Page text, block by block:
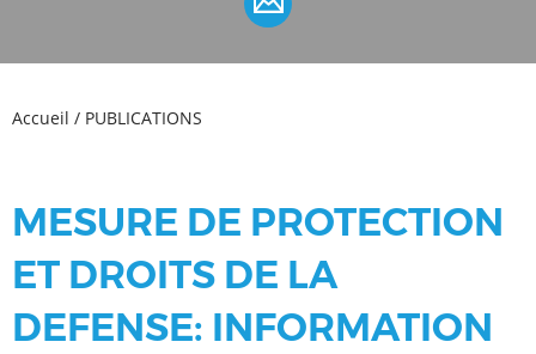
Accueil / PUBLICATIONS
MESURE DE PROTECTION
ET DROITS DE LA
DEFENSE: INFORMATION